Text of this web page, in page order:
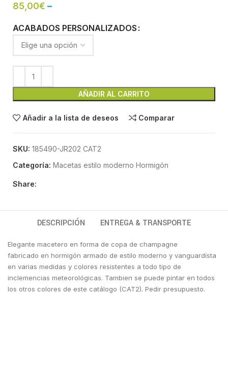
85,00€ –
ACABADOS PERSONALIZADOS
AÑADIR AL CARRITO
Añadir a la lista de deseos Comparar
SKU: 185490-JR202 CAT2
Categoría: Macetas estilo moderno Hormigón
Share:
DESCRIPCIÓN ENTREGA & TRANSPORTE
Elegante macetero en forma de copa de champagne
fabricado en hormigón armado de estilo moderno y vanguardista
en varias medidas y colores resistentes a todo tipo de
inclemencias meteorológicas. Tambien se puede pintar en todos
los otros colores de este catálogo (CAT2). Pedir presupuesto.